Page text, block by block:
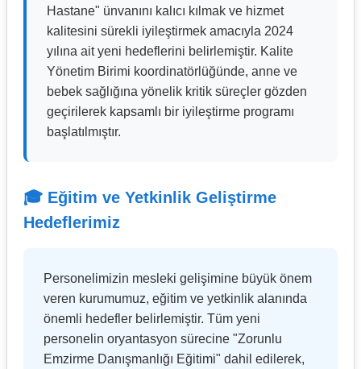
Hastane" ünvanını kalıcı kılmak ve hizmet
kalitesini sürekli iyileştirmek amacıyla 2024
yılına ait yeni hedeflerini belirlemiştir. Kalite
Yönetim Birimi koordinatörlüğünde, anne ve
bebek sağlığına yönelik kritik süreçler gözden
geçirilerek kapsamlı bir iyileştirme programı
başlatılmıştır.
🎓 Eğitim ve Yetkinlik Geliştirme
Hedeflerimiz
Personelimizin mesleki gelişimine büyük önem
veren kurumumuz, eğitim ve yetkinlik alanında
önemli hedefler belirlemiştir. Tüm yeni
personelin oryantasyon sürecine "Zorunlu
Emzirme Danışmanlığı Eğitimi" dahil edilerek,